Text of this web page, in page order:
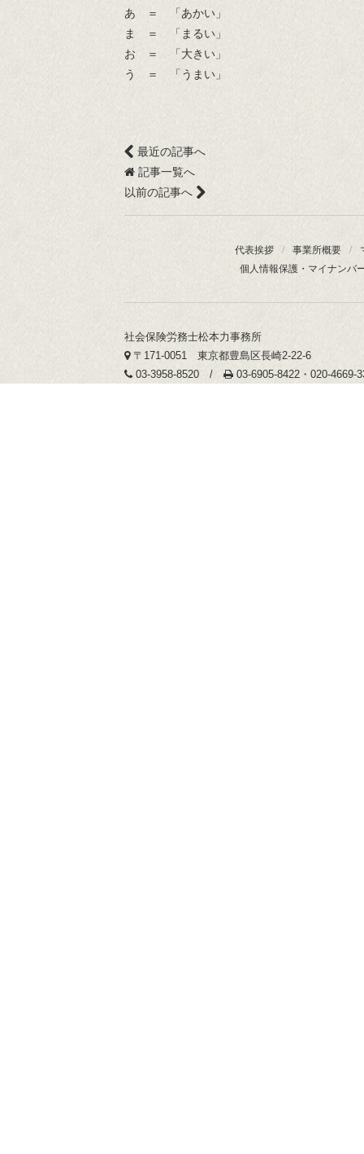
あ ＝ 「あかい」
ま ＝ 「まるい」
お ＝ 「大きい」
う ＝ 「うまい」
最近の記事へ
記事一覧へ
以前の記事へ
代表挨拶 / 事業所概要 /
個人情報保護・マイナンバ
社会保険労務士松本力事務所
〒171-0051 東京都豊島区長崎2-22-6
03-3958-8520 /
03-6905-8422・020-4669-